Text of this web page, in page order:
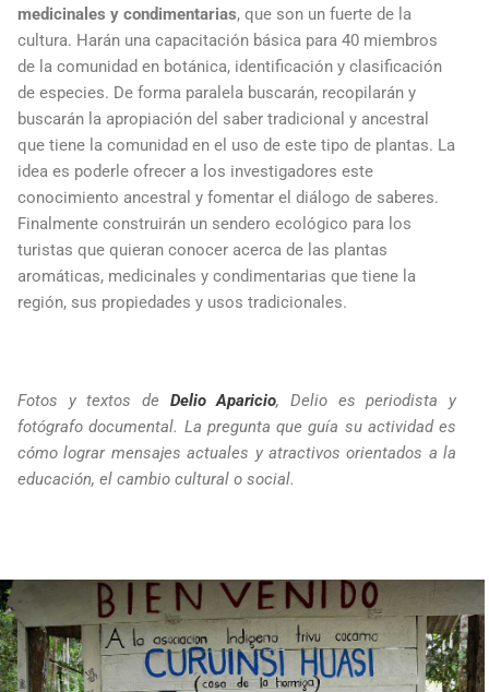
medicinales y condimentarias, que son un fuerte de la
cultura. Harán una capacitación básica para 40 miembros
de la comunidad en botánica, identificación y clasificación
de especies. De forma paralela buscarán, recopilarán y
buscarán la apropiación del saber tradicional y ancestral
que tiene la comunidad en el uso de este tipo de plantas. La
idea es poderle ofrecer a los investigadores este
conocimiento ancestral y fomentar el diálogo de saberes.
Finalmente construirán un sendero ecológico para los
turistas que quieran conocer acerca de las plantas
aromáticas, medicinales y condimentarias que tiene la
región, sus propiedades y usos tradicionales.
Fotos y textos de Delio Aparicio, Delio es periodista y
fotógrafo documental. La pregunta que guía su actividad es
cómo lograr mensajes actuales y atractivos orientados a la
educación, el cambio cultural o social.